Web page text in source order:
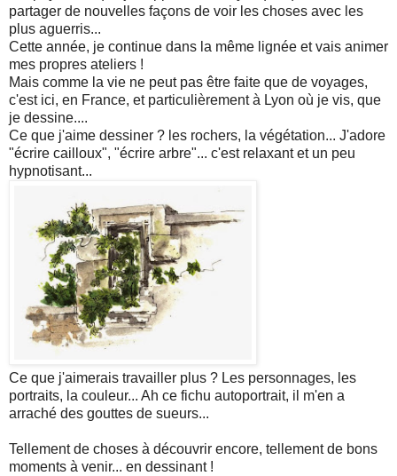
partager de nouvelles façons de voir les choses avec les
plus aguerris...
Cette année, je continue dans la même lignée et vais animer
mes propres ateliers !
Mais comme la vie ne peut pas être faite que de voyages,
c'est ici, en France, et particulièrement à Lyon où je vis, que
je dessine....
Ce que j'aime dessiner ? les rochers, la végétation... J'adore
"écrire cailloux", "écrire arbre"... c'est relaxant et un peu
hypnotisant...
Ce que j'aimerais travailler plus ? Les personnages, les
portraits, la couleur... Ah ce fichu autoportrait, il m'en a
arraché des gouttes de sueurs...
Tellement de choses à découvrir encore, tellement de bons
moments à venir... en dessinant !